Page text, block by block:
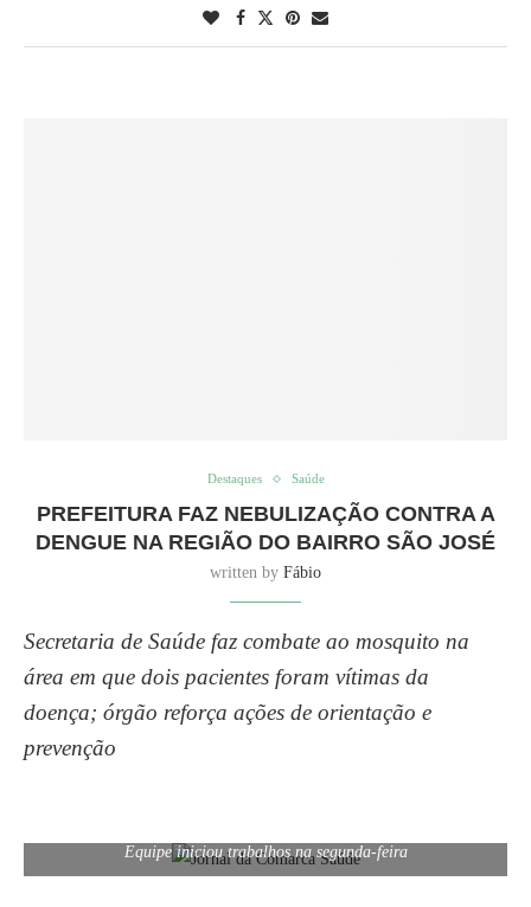
Destaques Saúde
PREFEITURA FAZ NEBULIZAÇÃO CONTRA A
DENGUE NA REGIÃO DO BAIRRO SÃO JOSÉ
written by Fábio
Secretaria de Saúde faz combate ao mosquito na
área em que dois pacientes foram vítimas da
doença; órgão reforça ações de orientação e
prevenção
Equipe iniciou trabalhos na segunda-feira